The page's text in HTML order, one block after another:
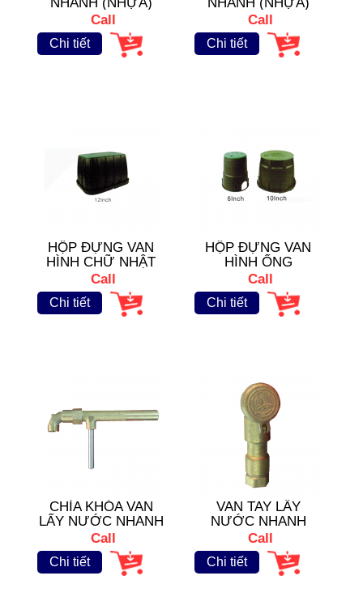
Call
Chi tiết
Call
Chi tiết
HỘP ĐỰNG VAN
HÌNH CHỮ NHẬT
Call
Chi tiết
HỘP ĐỰNG VAN
HÌNH ỐNG
Call
Chi tiết
CHÌA KHÓA VAN
LẤY NƯỚC NHANH
Call
Chi tiết
VAN TAY LẤY
NƯỚC NHANH
(Quick valve)
Call
Chi tiết